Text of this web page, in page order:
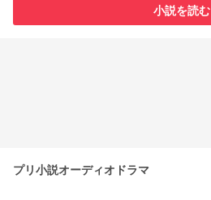
小説を読む
プリ小説オーディオドラマ